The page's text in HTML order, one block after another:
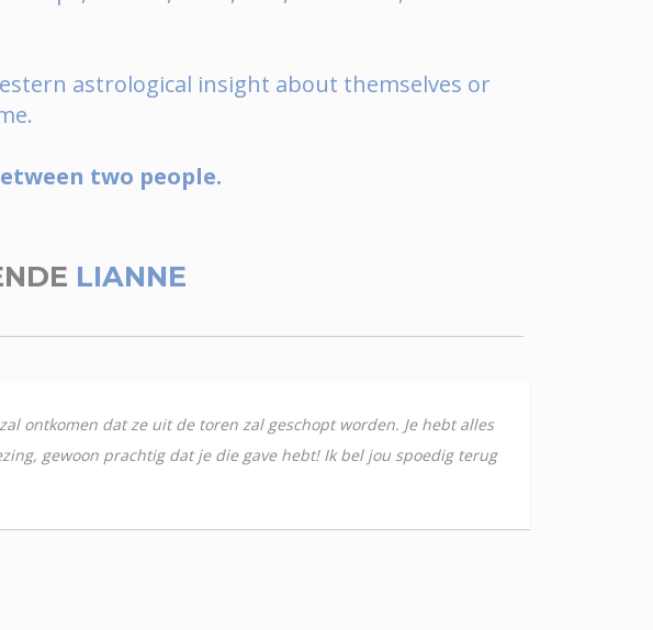
astrological insight about themselves or
two people.
LIANNE
ontkomen dat ze uit de toren zal geschopt worden. Je hebt alles
gewoon prachtig dat je die gave hebt! Ik bel jou spoedig terug